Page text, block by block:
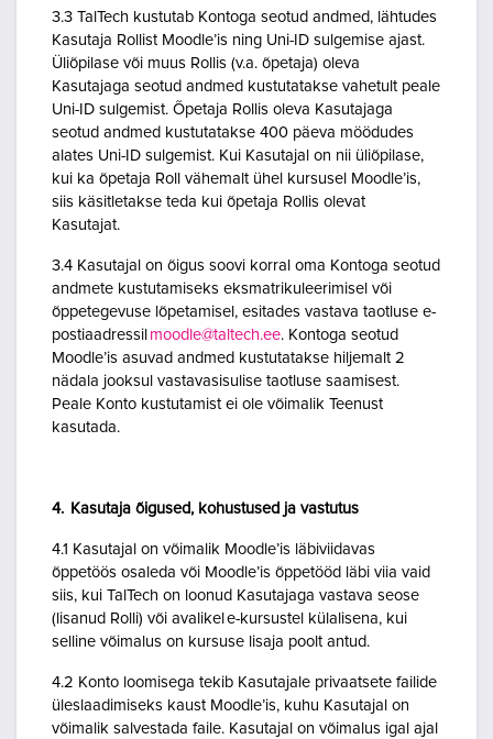
3.3 TalTech kustutab Kontoga seotud andmed, lähtudes
Kasutaja Rollist Moodle’is ning Uni-ID sulgemise ajast.
Üliõpilase või muus Rollis (v.a. õpetaja) oleva
Kasutajaga seotud andmed kustutatakse vahetult peale
Uni-ID sulgemist. Õpetaja Rollis oleva Kasutajaga
seotud andmed kustutatakse 400 päeva möödudes
alates Uni-ID sulgemist. Kui Kasutajal on nii üliõpilase,
kui ka õpetaja Roll vähemalt ühel kursusel Moodle’is,
siis käsitletakse teda kui õpetaja Rollis olevat
Kasutajat.
3.4 Kasutajal on õigus soovi korral oma Kontoga seotud
andmete kustutamiseks eksmatrikuleerimisel või
õppetegevuse lõpetamisel, esitades vastava taotluse e-
postiaadressil moodle@taltech.ee. Kontoga seotud
Moodle’is asuvad andmed kustutatakse hiljemalt 2
nädala jooksul vastavasisulise taotluse saamisest.
Peale Konto kustutamist ei ole võimalik Teenust
kasutada.
4. Kasutaja õigused, kohustused ja vastutus
4.1 Kasutajal on võimalik Moodle’is läbiviidavas
õppetöös osaleda või Moodle’is õppetööd läbi viia vaid
siis, kui TalTech on loonud Kasutajaga vastava seose
(lisanud Rolli) või avalikel e-kursustel külalisena, kui
selline võimalus on kursuse lisaja poolt antud.
4.2 Konto loomisega tekib Kasutajale privaatsete failide
üleslaadimiseks kaust Moodle’is, kuhu Kasutajal on
võimalik salvestada faile. Kasutajal on võimalus igal ajal